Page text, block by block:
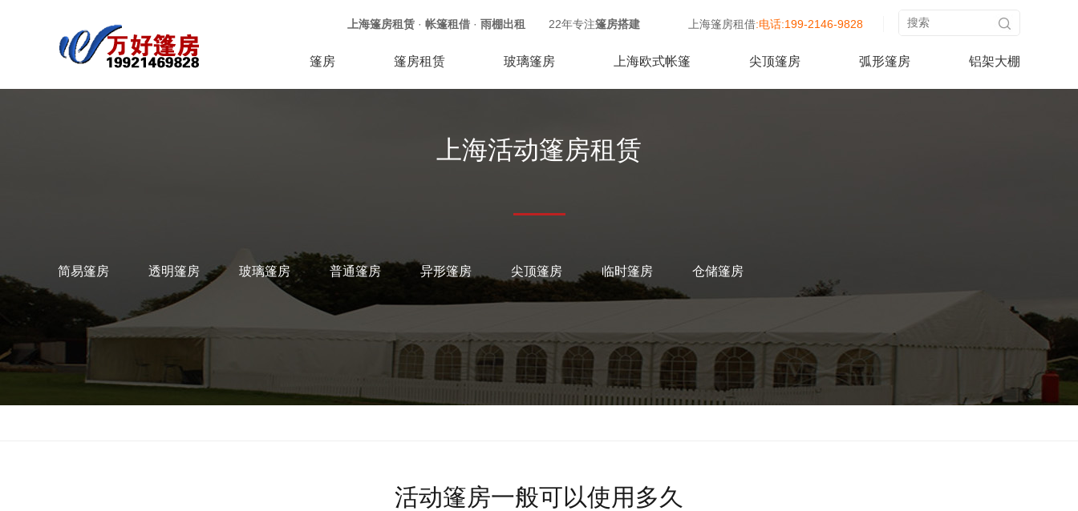
上海篷房租赁 · 帐篷租借 · 雨棚出租 22年专注篷房搭建 上海篷房租借:电话:199-2146-9828
篷房 篷房租赁 玻璃篷房 上海欧式帐篷 尖顶篷房 弧形篷房 铝架大棚
上海活动篷房租赁
简易篷房 透明篷房 玻璃篷房 普通篷房 异形篷房 尖顶篷房 临时篷房 仓储篷房
大棚租用>帐篷出租
活动篷房一般可以使用多久